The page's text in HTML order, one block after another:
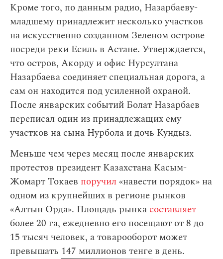
Кроме того, по данным радио, Назарбаеву-
младшему принадлежит несколько участков
на искусственно созданном Зеленом острове
посреди реки Есиль в Астане. Утверждается,
что остров, Акорду и офис Нурсултана
Назарбаева соединяет специальная дорога, а
сам он находится под усиленной охраной.
После январских событий Болат Назарбаев
переписал один из принадлежащих ему
участков на сына Нурбола и дочь Кундыз.
Меньше чем через месяц после январских
протестов президент Казахстана Касым-
Жомарт Токаев поручил«навести порядок» на
одном из крупнейших в регионе рынков
«Алтын Орда». Площадь рынка составляет
более 20 га, ежедневно его посещают от 8 до
15 тысяч человек, а товарооборот может
превышать 147 миллионов тенге в день.